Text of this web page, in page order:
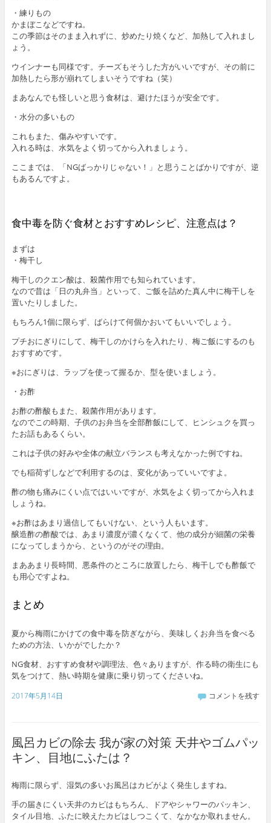
・練りもの
かまぼこなどですね。
この季節はそのまま入れずに、炒めたり焼くなど、加熱して入れまし
ょう。
ウインナーも同様です。チーズもそうした方がいいですが、その前に
加熱したら形が崩れてしまいそうですね（笑）
まあなんでも怪しいと思う食材は、避けたほうが安全です。
・水分の多いもの
これもまた、傷みやすいです。
入れる時は、水気をよく切ってから入れましょう。
ここまでは、「NGばっかりじゃない！」と思うことばかりですが、逆
もあるんですよ。
食中毒を防ぐ食材とおすすめレシピ、注意点は？
まずは
・梅干し
梅干しのクエン酸は、殺菌作用でも知られています。
なので昔は「日の丸弁当」といって、ご飯を詰めた真ん中に梅干しを
置いたりしました。
もちろん1個に限らず、ばらけて何個かおいてもいいでしょう。
プチおにぎりにして、梅干しのかけらを入れたり、梅ご飯にするのも
おすすめです。
※おにぎりは、ラップを使って握るか、型を使いましょう。
・お酢
お酢の酢酸もまた、殺菌作用があります。
なのでこの時期、子供のお弁当を全部酢飯にして、ヒンシュクを買っ
たお話もあるくらい。
これは子供の好みや全体の献立バランスも考えなかった例ですね。
でも稲荷ずしなどで利用するのは、変化があっていいですよ。
酢の物も痛みにくい点ではいいですが、水気をよく切ってから入れま
しょうね。
※お酢はあまり過信してもいけない、という人もいます。
醸造酢の酢酸では、あまり濃度が濃くなくて、他の成分が細菌の栄養
になってしまうから、というのがその理由。
まああまり長時間、悪条件のところに放置したら、梅干しでも酢飯で
も用心ですよね。
まとめ
夏から梅雨にかけての食中毒を防ぎながら、美味しくお弁当を食べる
ための方法、いかがでしたか？
NG食材、おすすめ食材や調理法、色々ありますが、作る時の衛生にも
気をつけて、熱い時期を健康に乗り切ってくださいね。
2017年5月14日 コメントを残す
風呂カビの除去 我が家の対策 天井やゴムパッ
キン、目地にふたは？
梅雨に限らず、湿気の多いお風呂はカビがよく発生しますね。
手の届きにくい天井のカビはもちろん、ドアやシャワーのパッキン、
タイル目地、ふたに映えたカビはしつこくて、なかなか取れません。